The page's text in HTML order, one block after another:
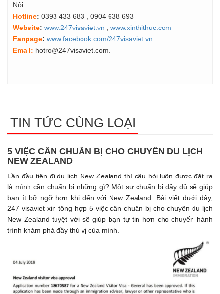
Nội
Hotline: 0393 433 683 , 0904 638 693
Website: www.247visaviet.vn
www.xinthithuc.com
Fanpage: www.facebook.com/247visaviet.vn
Email: hotro@247visaviet.com.
TIN TỨC CÙNG LOẠI
5 VIỆC CẦN CHUẨN BỊ CHO CHUYỂN DU LỊCH
NEW ZEALAND
Lần đầu tiên đi du lịch New Zealand thì câu hỏi luôn được đặt ra
là mình cần chuẩn bị những gì? Một sự chuẩn bị đầy đủ sẽ giúp
bạn ít bỡ ngỡ hơn khi đến với New Zealand. Bài viết dưới đây,
247 visaviet xin tổng hợp 5 việc cần chuẩn bị cho chuyến du lịch
New Zealand tuyệt vời sẽ giúp bạn tự tin hơn cho chuyến hành
trình khám phá đầy thú vị của mình.